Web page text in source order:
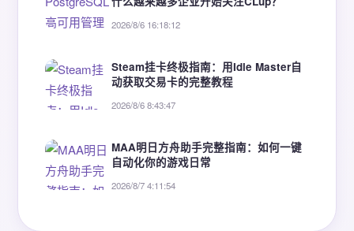
2026/8/6 16:18:12
Steam挂卡终极指南：用Idle Master自
动获取交易卡的完整教程
2026/8/6 8:43:47
MAA明日方舟助手完整指南：如何一键
自动化你的游戏日常
2026/8/7 4:11:54